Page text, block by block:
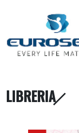
LIBRERIA